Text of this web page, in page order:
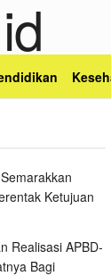
Ketujuan
Realisasi APBD-
Bagi